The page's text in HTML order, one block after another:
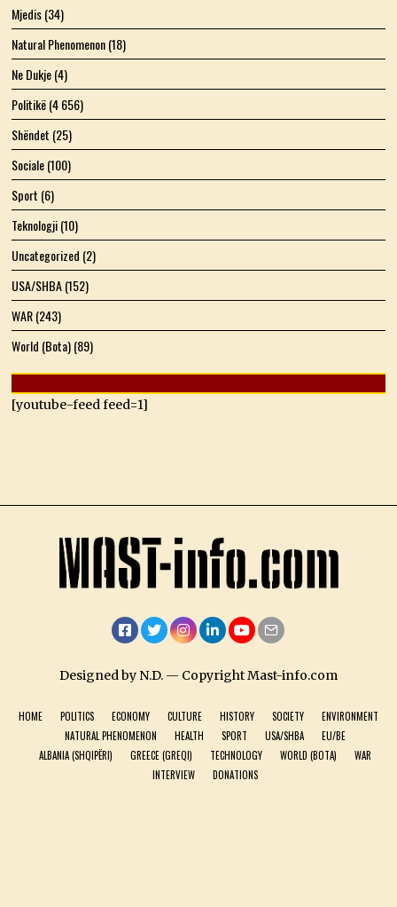
Mjedis(34)
Natural Phenomenon(18)
Ne Dukje(4)
Politikë(4 656)
Shëndet (25)
Sociale(100)
Sport (6)
Teknologji(10)
Uncategorized (2)
USA/SHBA(152)
WAR(243)
World (Bota)(89)
[youtube-feed feed=1]
Designed by N.D. — Copyright Mast-info.com
HOME POLITICS ECONOMY CULTURE HISTORY SOCIETY
ENVIRONMENT
NATURAL PHENOMENON
HEALTH SPORT USA/SHBA
EU/BE
ALBANIA (SHQIPËRI)
GREECE (GREQI) TECHNOLOGY WORLD (BOTA)
WAR
INTERVIEW
DONATIONS